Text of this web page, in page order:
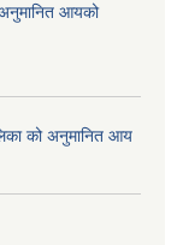
आयको
को अनुमानित आय